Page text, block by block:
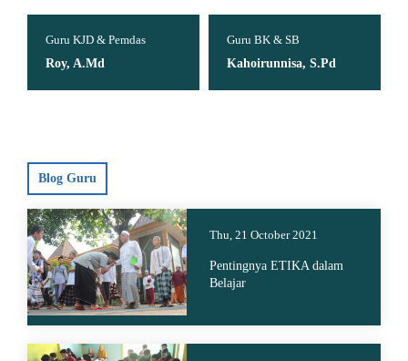
Guru KJD & Pemdas
Roy, A.Md
Guru BK & SB
Kahoirunnisa, S.Pd
Blog Guru
Thu, 21 October 2021
Pentingnya ETIKA dalam
Belajar